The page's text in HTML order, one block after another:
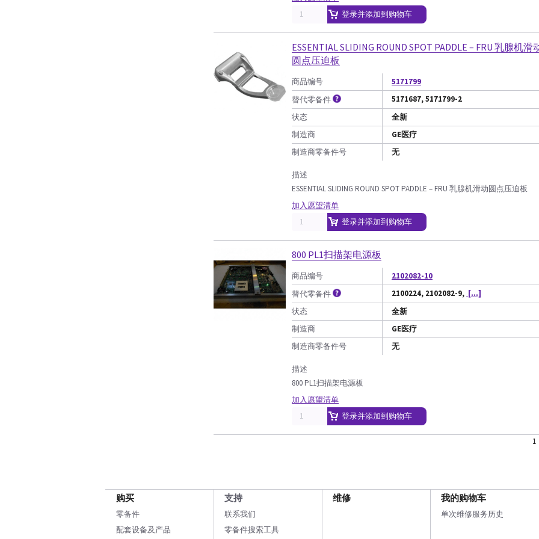
登录并添加到购物车
ESSENTIAL SLIDING ROUND SPOT PADDLE – FRU 乳腺机滑
圆点压迫板
商品编号
5171799
替代零备件
5171687, 5171799-2
状态
全新
制造商
GE医疗
制造商零备件号
无
描述
ESSENTIAL SLIDING ROUND SPOT PADDLE – FRU 乳腺机滑动圆点压迫板
加入愿望清单
登录并添加到购物车
800 PL1扫描架电源板
商品编号
2102082-10
替代零备件
2100224, 2102082-9, [...]
状态
全新
制造商
GE医疗
制造商零备件号
无
描述
800 PL1扫描架电源板
加入愿望清单
登录并添加到购物车
1
购买
零备件
配套设备及产品
支持
联系我们
零备件搜索工具
维修 我的购物车
单次维修服务历史